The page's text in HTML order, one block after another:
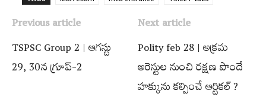
Previous article
TSPSC Group 2 | ఆగస్టు
29, 30న గ్రూప్‌-2
Next article
Polity feb 28 | అక్రమ
అరెస్టుల నుంచి రక్షణ పొందే
హక్కును కల్పించే ఆర్టికల్‌ ?